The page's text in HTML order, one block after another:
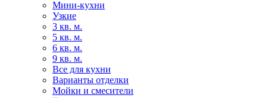
Мини-кухни
Узкие
3 кв. м.
5 кв. м.
6 кв. м.
9 кв. м.
Все для кухни
Варианты отделки
Мойки и смесители